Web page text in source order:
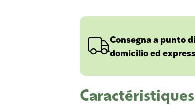
Consegna a punto
domicilio ed express